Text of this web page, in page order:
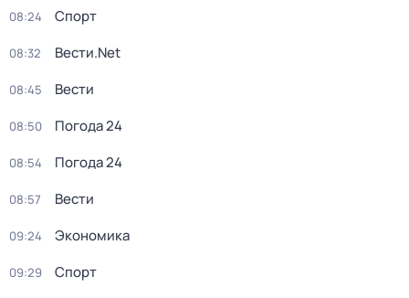
08:24 Спорт
08:32 Вести.Net
08:45 Вести
08:50 Погода 24
08:54 Погода 24
08:57 Вести
09:24 Экономика
09:29 Спорт